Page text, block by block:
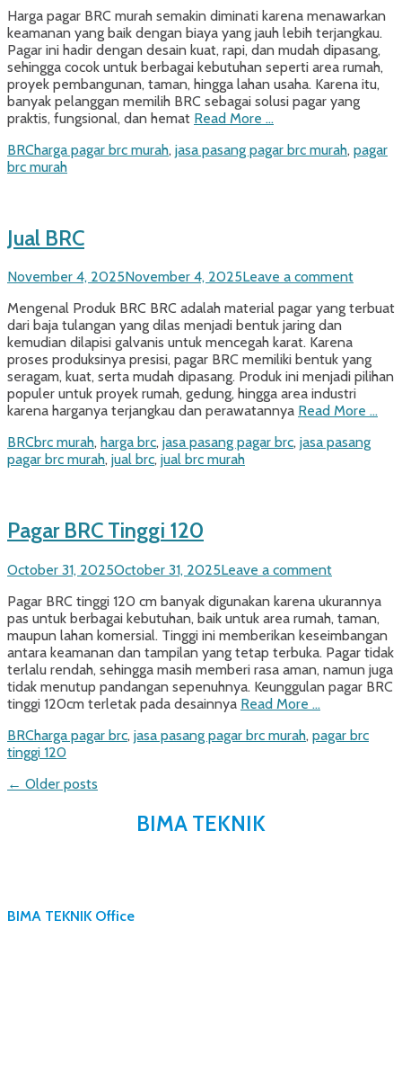
Harga pagar BRC murah semakin diminati karena menawarkan
keamanan yang baik dengan biaya yang jauh lebih terjangkau.
Pagar ini hadir dengan desain kuat, rapi, dan mudah dipasang,
sehingga cocok untuk berbagai kebutuhan seperti area rumah,
proyek pembangunan, taman, hingga lahan usaha. Karena itu,
banyak pelanggan memilih BRC sebagai solusi pagar yang
praktis, fungsional, dan hemat Read More …
Categories
BRCTags
harga pagar brc murah, jasa pasang pagar brc murah, pagar
brc murah
Jual BRC
Posted
November 4, 2025November 4, 2025Leave a comment
Mengenal Produk BRC BRC adalah material pagar yang terbuat
dari baja tulangan yang dilas menjadi bentuk jaring dan
kemudian dilapisi galvanis untuk mencegah karat. Karena
proses produksinya presisi, pagar BRC memiliki bentuk yang
seragam, kuat, serta mudah dipasang. Produk ini menjadi pilihan
populer untuk proyek rumah, gedung, hingga area industri
karena harganya terjangkau dan perawatannya Read More …
Categories
BRCTags
brc murah, harga brc, jasa pasang pagar brc, jasa pasang
pagar brc murah, jual brc, jual brc murah
Pagar BRC Tinggi 120
Posted
October 31, 2025October 31, 2025Leave a comment
Pagar BRC tinggi 120 cm banyak digunakan karena ukurannya
pas untuk berbagai kebutuhan, baik untuk area rumah, taman,
maupun lahan komersial. Tinggi ini memberikan keseimbangan
antara keamanan dan tampilan yang tetap terbuka. Pagar tidak
terlalu rendah, sehingga masih memberi rasa aman, namun juga
tidak menutup pandangan sepenuhnya. Keunggulan pagar BRC
tinggi 120cm terletak pada desainnya Read More …
Categories
BRCTags
harga pagar brc, jasa pasang pagar brc murah, pagar brc
tinggi 120
Post
← Older posts
BIMA TEKNIK
BIMA TEKNIK Office